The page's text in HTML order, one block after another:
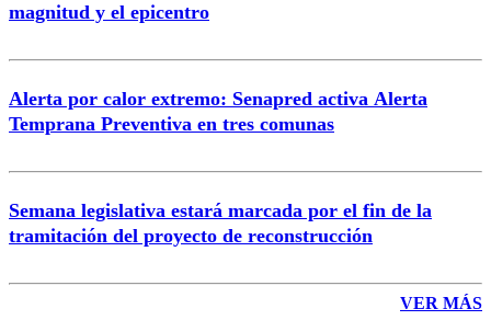
magnitud y el epicentro
Alerta por calor extremo: Senapred activa Alerta
Temprana Preventiva en tres comunas
Semana legislativa estará marcada por el fin de la
tramitación del proyecto de reconstrucción
VER MÁS